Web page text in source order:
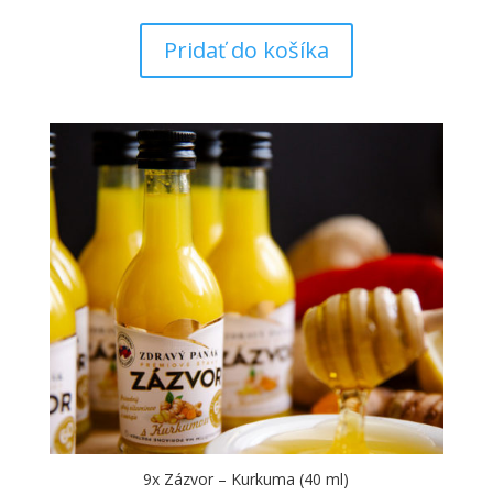
Pridať do košíka
9x Zázvor – Kurkuma (40 ml)